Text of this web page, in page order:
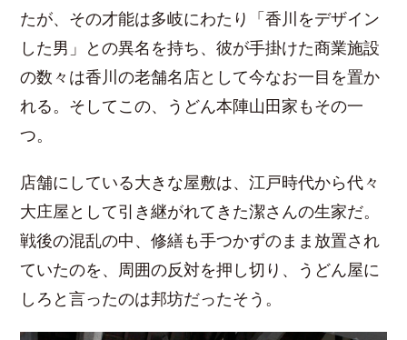
たが、その才能は多岐にわたり「香川をデザイン
した男」との異名を持ち、彼が手掛けた商業施設
の数々は香川の老舗名店として今なお一目を置か
れる。そしてこの、うどん本陣山田家もその一
つ。
店舗にしている大きな屋敷は、江戸時代から代々
大庄屋として引き継がれてきた潔さんの生家だ。
戦後の混乱の中、修繕も手つかずのまま放置され
ていたのを、周囲の反対を押し切り、うどん屋に
しろと言ったのは邦坊だったそう。